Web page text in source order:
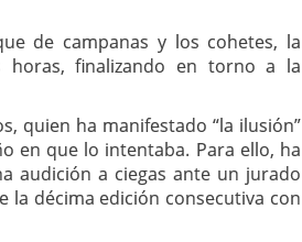
de campanas y los cohetes, la
finalizando en torno a la
quien ha manifestado “la ilusión”
en que lo intentaba. Para ello, ha
audición a ciegas ante un jurado
la décima edición consecutiva con